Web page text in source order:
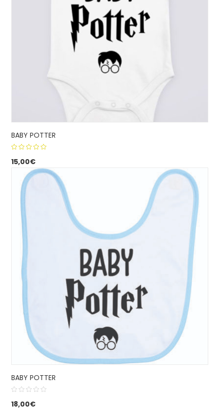
BABY POTTER
5.00out
of 5
15,00€
BABY POTTER
18,00€